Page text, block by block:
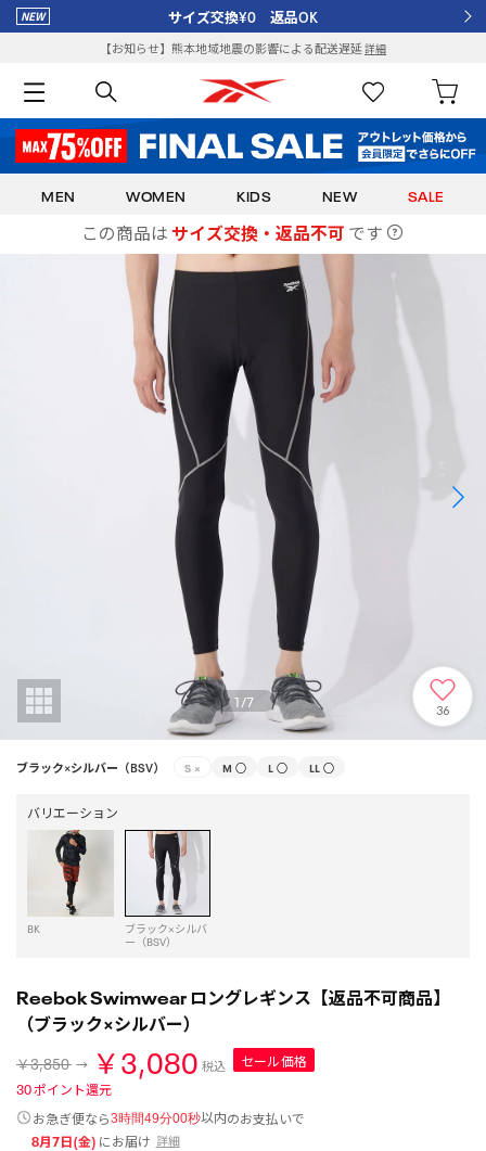
サイズ交換¥0 返品OK
【お知らせ】熊本地域地震の影響による配送遅延詳細
MEN WOMEN KIDS NEW SALE
この商品は サイズ交換・返品不可 です
1/7 36
ブラック×シルバー（BSV） S × M ○ L ○ LL ○
バリエーション
BK
ブラック×シルバ
ー（BSV）
Reebok Swimwear ロングレギンス【返品不可商品】
（ブラック×シルバー）
￥3,850 ￥3,080 税込
セール価格
30ポイント還元
お急ぎ便なら3時間49分00秒以内のお支払いで
8月7日(金) にお届け 詳細